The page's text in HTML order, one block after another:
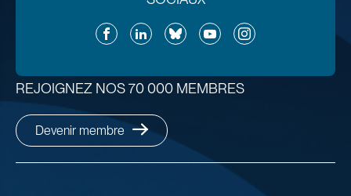
FacebookLinkedInBlueskyYouTubeInstagram
REJOIGNEZ NOS 70 000 MEMBRES
Devenir membre